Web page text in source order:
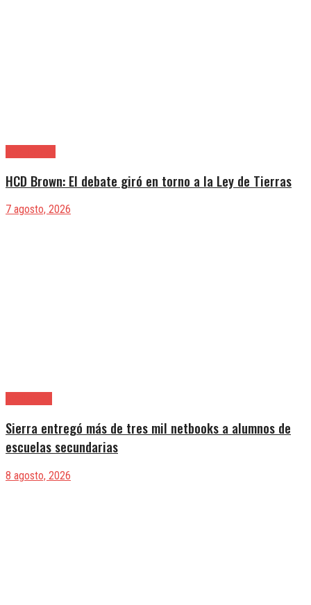
HCD Brown: El debate giró en torno a la Ley de Tierras
7 agosto, 2026
Sierra entregó más de tres mil netbooks a alumnos de
escuelas secundarias
8 agosto, 2026